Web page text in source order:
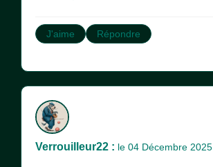
J'aime Répondre
Verrouilleur22 : le 04 Décembre 2025